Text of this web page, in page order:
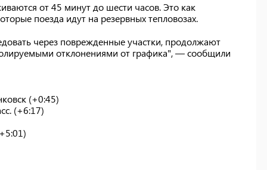
от 45 минут до шести часов. Это как
поезда идут на резервных тепловозах.
через поврежденные участки, продолжают
отклонениями от графика", — сообщили
(+0:45)
(+6:17)